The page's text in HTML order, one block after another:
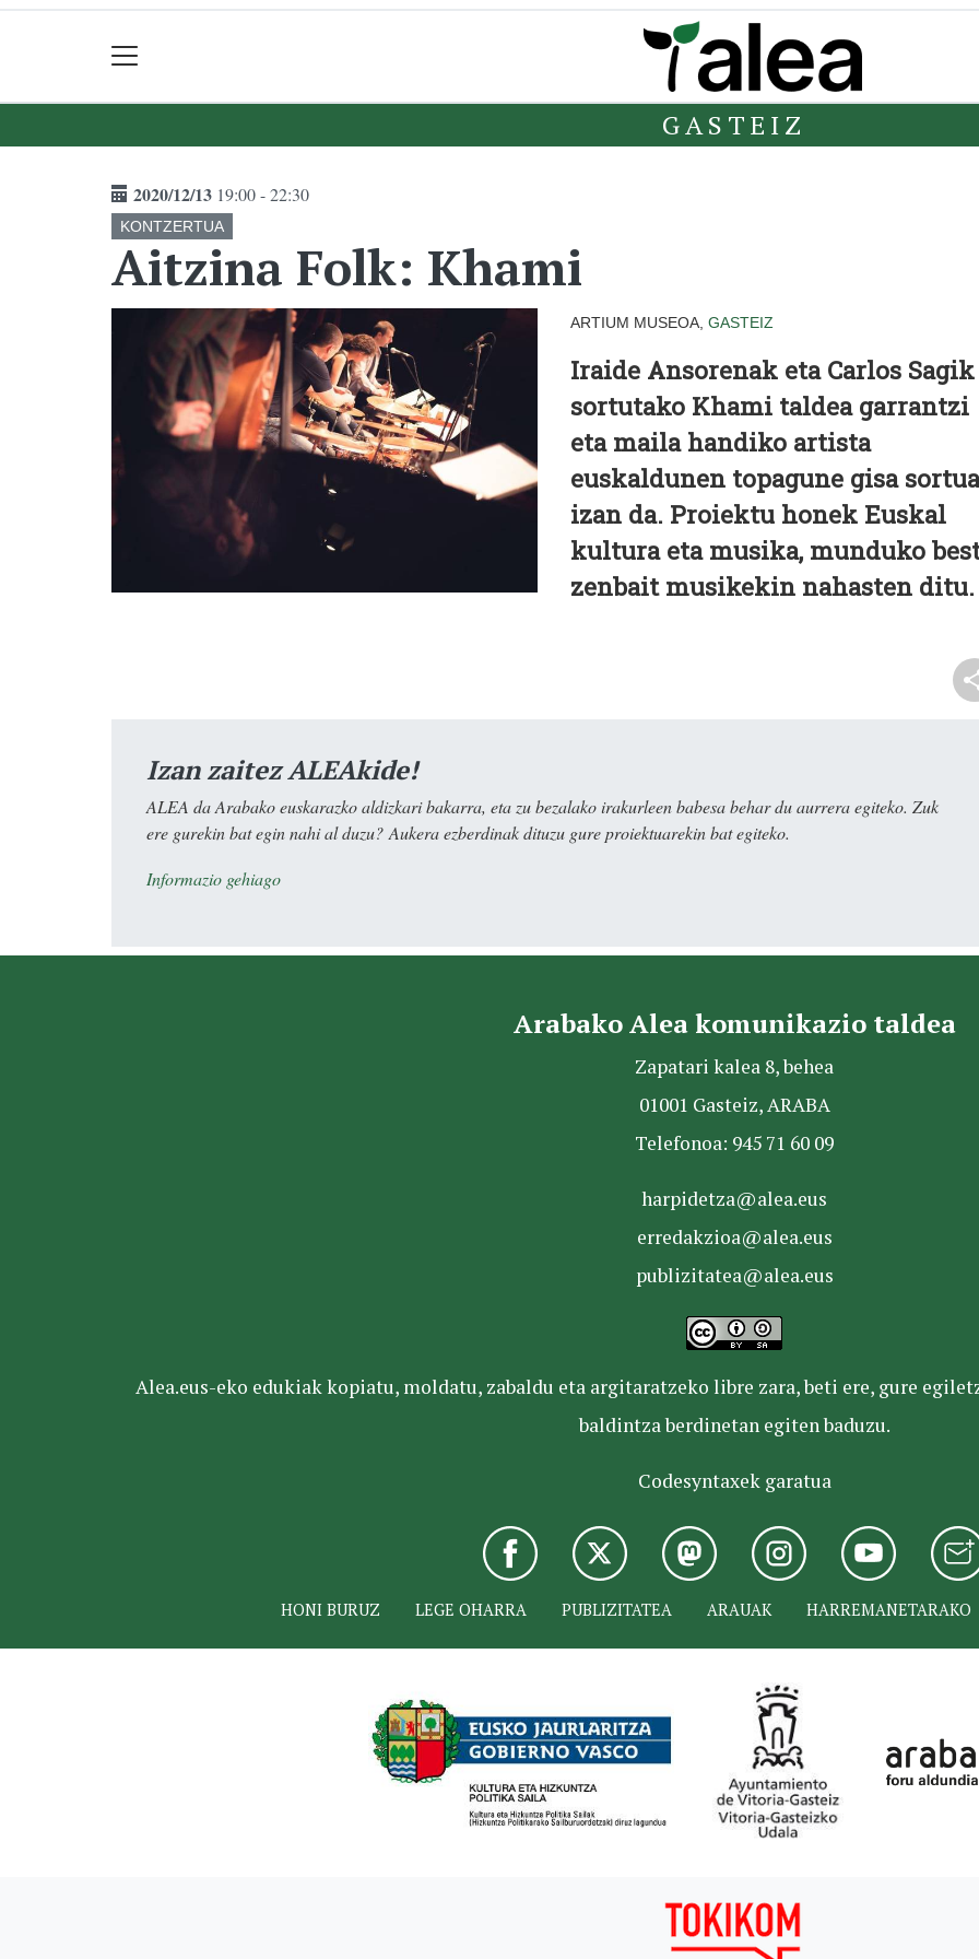
GASTEIZ
2020/12/13 19:00 - 22:30
KONTZERTUA
Aitzina Folk: Khami
ARTIUM MUSEOA, GASTEIZ
Iraide Ansorenak eta Carlos Sagik
sortutako Khami taldea garrantzi
eta maila handiko artista
euskaldunen topagune gisa sortua
izan da. Proiektu honek Euskal
kultura eta musika, munduko
zenbait musikekin nahasten ditu.
Izan zaitez ALEAkide!
ALEA da Arabako euskarazko aldizkari bakarra, eta zu bezalako irakurleen babesa behar du aurrera egiteko. Zuk
ere gurekin bat egin nahi al duzu? Aukera ezberdinak dituzu gure proiektuarekin bat egiteko.
Informazio gehiago
Arabako Alea komunikazio taldea
Zapatari kalea 8, behea
01001 Gasteiz, ARABA
Telefonoa: 945 71 60 09
harpidetza@alea.eus
erredakzioa@alea.eus
publizitatea@alea.eus
Alea.eus-eko edukiak kopiatu, moldatu, zabaldu eta argitaratzeko libre zara, beti ere, gure
baldintza berdinetan egiten baduzu.
Codesyntaxek garatua
HONI BURUZ LEGE OHARRA PUBLIZITATEA ARAUAK HARREMANETARAKO